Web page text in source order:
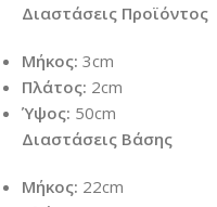
Διαστάσεις Προϊόντος
Μήκος: 3cm
Πλάτος: 2cm
Ύψος: 50cm
Διαστάσεις Βάσης
Μήκος: 22cm